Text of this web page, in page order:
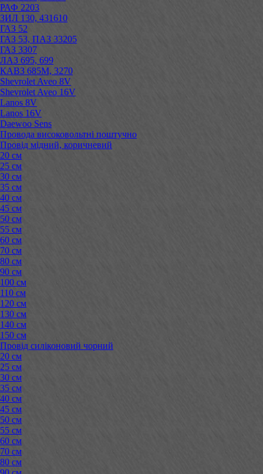
РАФ 2203
ЗИЛ 130, 431610
ГАЗ 52
ГАЗ 53, ПАЗ 33205
ГАЗ 3307
ЛАЗ 695, 699
КАВЗ 685М, 3270
Shevrolet Aveo 8V
Shevrolet Aveo 16V
Lanos 8V
Lanos 16V
Daewoo Sens
Провода високовольтні поштучно
Провід мідний, коричневий
20 см
25 см
30 см
35 см
40 см
45 см
50 см
55 см
60 см
70 см
80 см
90 см
100 см
110 см
120 см
130 см
140 см
150 см
Провід силіконовий чорний
20 см
25 см
30 см
35 см
40 см
45 см
50 см
55 см
60 см
70 см
80 см